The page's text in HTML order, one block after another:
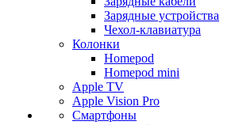
Зарядные устройства
Чехол-клавиатура
Колонки
Homepod
Homepod mini
Apple TV
Apple Vision Pro
Смартфоны